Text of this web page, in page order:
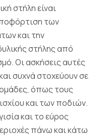
στήλη είναι
των
και την
στήλης από
Οι ασκήσεις αυτές
συχνά στοχεύουν σε
ομάδες, όπως τους
και των ποδιών.
και το εύρος
πάνω και κάτω